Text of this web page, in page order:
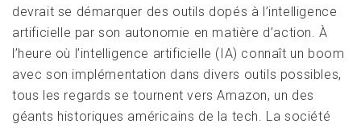
devrait se démarquer des outils dopés à l’intelligence
artificielle par son autonomie en matière d’action. À
l’heure où l’intelligence artificielle (IA) connaît un boom
avec son implémentation dans divers outils possibles,
tous les regards se tournent vers Amazon, un des
géants historiques américains de la tech. La société